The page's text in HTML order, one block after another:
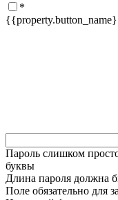
*
Пароль слишком
буквы
Длина пароля должна
Поле обязательно для